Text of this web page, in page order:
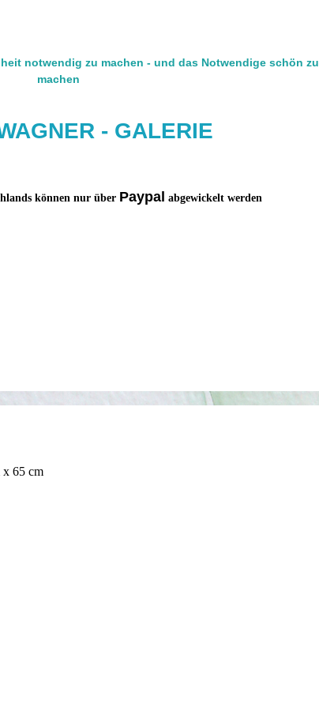
notwendig zu machen - und das Notwendige schön zu
machen
AGNER - GALERIE
können nur über Paypal abgewickelt werden
x 65 cm